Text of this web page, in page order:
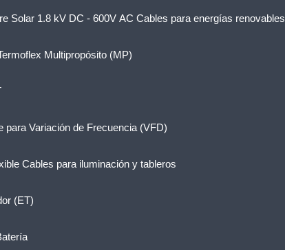
Solar 1.8 kV DC - 600V AC Cables para energías renovables
Multipropósito (MP)
para Variación de Frecuencia (VFD)
Cables para iluminación y tableros
(ET)